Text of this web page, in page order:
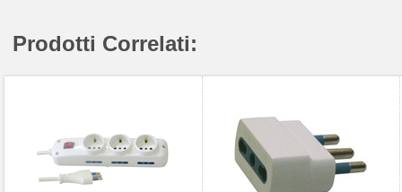
Prodotti Correlati: